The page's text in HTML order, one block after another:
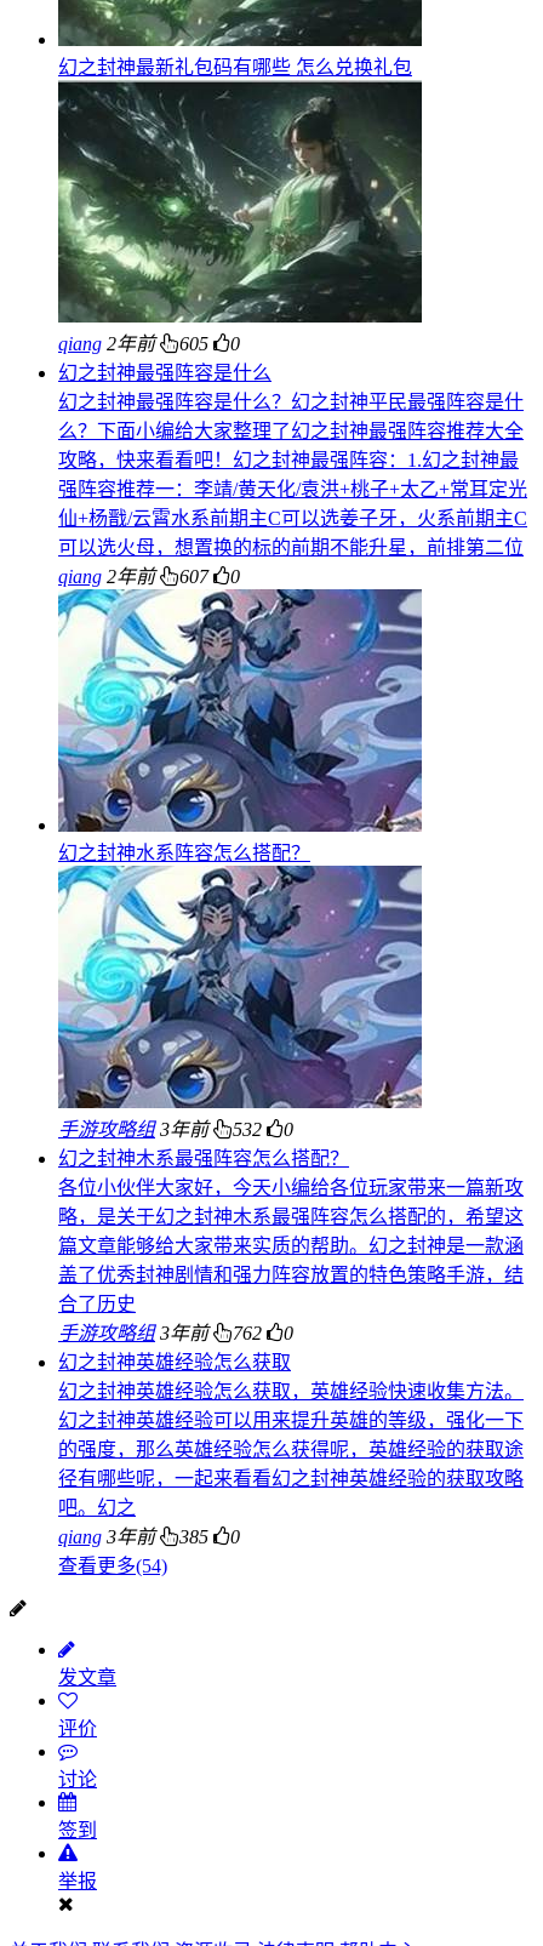
幻之封神最新礼包码有哪些 怎么兑换礼包
qiang 2年前 605
0
幻之封神最强阵容是什么
幻之封神最强阵容是什么？幻之封神平民最强阵容是什
么？下面小编给大家整理了幻之封神最强阵容推荐大全
攻略，快来看看吧！幻之封神最强阵容：1.幻之封神最
强阵容推荐一：李靖/黄天化/袁洪+桃子+太乙+常耳定光
仙+杨戬/云霄水系前期主C可以选姜子牙，火系前期主C
可以选火母，想置换的标的前期不能升星，前排第二位
qiang 2年前 607 0
幻之封神水系阵容怎么搭配？
手游攻略组 3年前 532
0
幻之封神木系最强阵容怎么搭配？
各位小伙伴大家好，今天小编给各位玩家带来一篇新攻
略，是关于幻之封神木系最强阵容怎么搭配的，希望这
篇文章能够给大家带来实质的帮助。幻之封神是一款涵
盖了优秀封神剧情和强力阵容放置的特色策略手游，结
合了历史
手游攻略组 3年前 762
0
幻之封神英雄经验怎么获取
幻之封神英雄经验怎么获取，英雄经验快速收集方法。
幻之封神英雄经验可以用来提升英雄的等级，强化一下
的强度，那么英雄经验怎么获得呢，英雄经验的获取途
径有哪些呢，一起来看看幻之封神英雄经验的获取攻略
吧。幻之
qiang 3年前 385
0
查看更多(54)
发文章
评价
讨论
签到
举报